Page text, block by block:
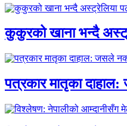
कुकुरको खाना भन्दै
पत्रकार मातृका